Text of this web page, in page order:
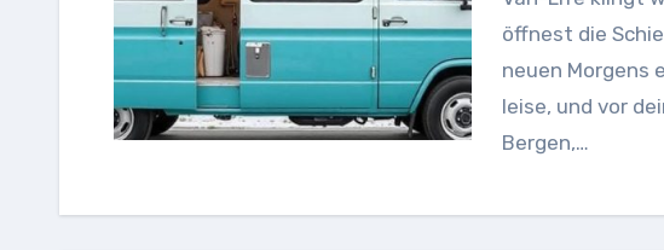
öffnest die
neuen Morgens
leise, und vor
Bergen,…